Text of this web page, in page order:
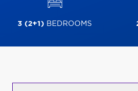
3 (2+1) BEDROOMS